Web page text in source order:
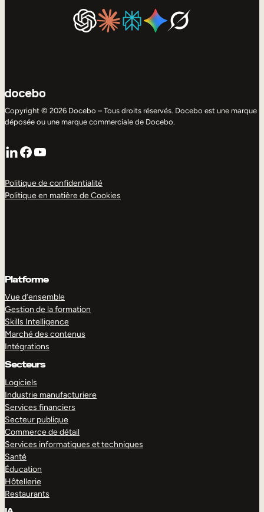
Copyright © 2026 Docebo – Tous droits réservés. Docebo est une marque
déposée ou une marque commerciale de Docebo.
LinkedIn
Facebook
YouTube
Politique de confidentialité
Politique en matière de Cookies
Platforme
Vue d’ensemble
Gestion de la formation
Skills Intelligence
Marché des contenus
Intégrations
Secteurs
Logiciels
Industrie manufacturiere
Services financiers
Secteur publique
Commerce de détail
Services informatiques et techniques
Santé
Éducation
Hôtellerie
Restaurants